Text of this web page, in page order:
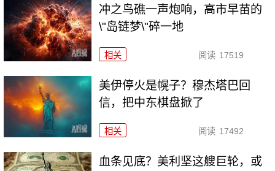
冲之鸟礁一声炮响，高市早苗的
\"岛链梦\"碎一地
相关 阅读 17519
美伊停火是幌子？穆杰塔巴回
信，把中东棋盘掀了
相关 阅读 17492
血条见底？美利坚这艘巨轮，或